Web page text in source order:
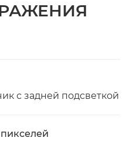
с задней подсветкой